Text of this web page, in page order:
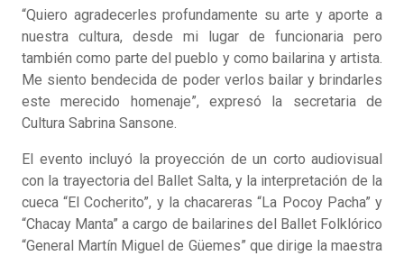
“Quiero agradecerles profundamente su arte y aporte a
nuestra cultura, desde mi lugar de funcionaria pero
también como parte del pueblo y como bailarina y artista.
Me siento bendecida de poder verlos bailar y brindarles
este merecido homenaje”, expresó la secretaria de
Cultura Sabrina Sansone.
El evento incluyó la proyección de un corto audiovisual
con la trayectoria del Ballet Salta, y la interpretación de la
cueca “El Cocherito”, y la chacareras “La Pocoy Pacha” y
“Chacay Manta” a cargo de bailarines del Ballet Folklórico
“General Martín Miguel de Güemes” que dirige la maestra